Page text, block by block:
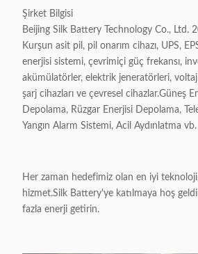
Şirket Bilgisi
Beijing Silk Battery Technology Co., Ltd.
Kurşun asit pil, pil onarım cihazı, UPS,
enerjisi sistemi, çevrimiçi güç frekansı,
akümülatörler, elektrik jeneratörleri,
şarj cihazları ve çevresel cihazlar.Güneş
Depolama, Rüzgar Enerjisi Depolama,
Yangın Alarm Sistemi, Acil Aydınlatma vb.
Her zaman hedefimiz olan en iyi
hizmet.Silk Battery'ye katılmaya hoş
fazla enerji getirin.